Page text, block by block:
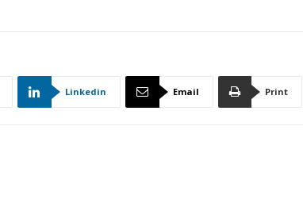
Linkedin Email Print